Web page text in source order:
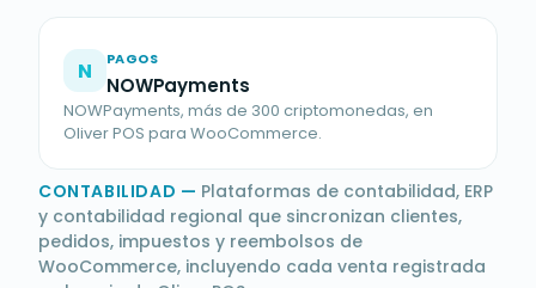
N PAGOS
NOWPayments
NOWPayments, más de 300 criptomonedas, en
Oliver POS para WooCommerce.
CONTABILIDAD — Plataformas de contabilidad, ERP
y contabilidad regional que sincronizan clientes,
pedidos, impuestos y reembolsos de
WooCommerce, incluyendo cada venta registrada